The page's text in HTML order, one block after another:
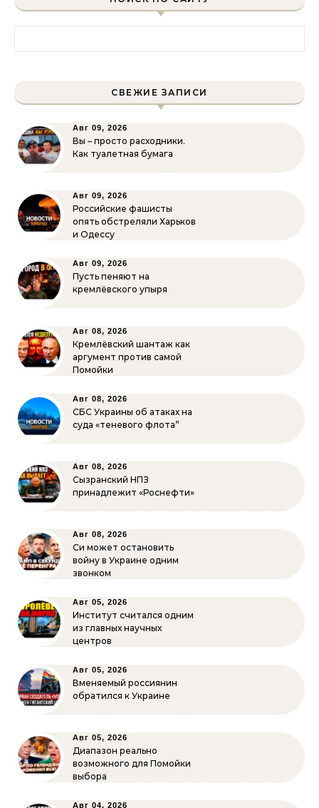
СВЕЖИЕ ЗАПИСИ
Авг 09, 2026
Вы – просто расходники.
Как туалетная бумага
Авг 09, 2026
Российские фашисты
опять обстреляли Харьков
и Одессу
Авг 09, 2026
Пусть пеняют на
кремлёвского упыря
Авг 08, 2026
Кремлёвский шантаж как
аргумент против самой
Помойки
Авг 08, 2026
СБС Украины об атаках на
суда «теневого флота”
Авг 08, 2026
Сызранский НПЗ
принадлежит «Роснефти»
Авг 08, 2026
Си может остановить
войну в Украине одним
звонком
Авг 05, 2026
Институт считался одним
из главных научных
центров
Авг 05, 2026
Вменяемый россиянин
обратился к Украине
Авг 05, 2026
Диапазон реально
возможного для Помойки
выбора
Авг 04, 2026